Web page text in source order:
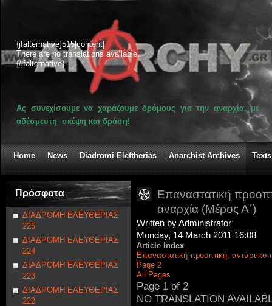
{jfalternative}515|content|
There are no translations available.
{/jfalternative}
Ας συνεχίσουμε να χαράζουμε δρόμους για την αναρχία, με
αδέσμευτη σκέψη και δράση!
Home News Diadromi Eleftherias Anarchist Archives Texts
Πρόσφατα
ΔΙΑΔΡΟΜΗ ΕΛΕΥΘΕΡΙΑΣ
225
ΔΙΑΔΡΟΜΗ ΕΛΕΥΘΕΡΙΑΣ
224
ΔΙΑΔΡΟΜΗ ΕΛΕΥΘΕΡΙΑΣ
223
ΔΙΑΔΡΟΜΗ ΕΛΕΥΘΕΡΙΑΣ
222
Επαναστατική
αναρχία (Μέρος Α΄)
Written by Administrator
Monday, 14 March 2011 16:08
Article Index
Επαναστατική προοπτική,
Page 2
All Pages
Page 1 of 2
NO TRANSLATION